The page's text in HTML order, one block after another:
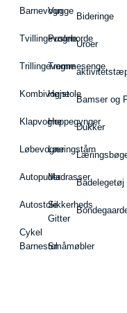
Barnevogn
Tvillingevogne
Trillingevogne
Kombivogne
Klapvogne
Løbevogne
Autopuder
Autostole
Cykel
Barnestol
Vugge
Pusleborde
Tremmesenge
Højstole
Hoppegynger
Læringstårn
Madrasser
Sikkerheds
Gitter
Småmøbler
Bideringe
Uroer
Bamser og
Dukker
Badelegetøj